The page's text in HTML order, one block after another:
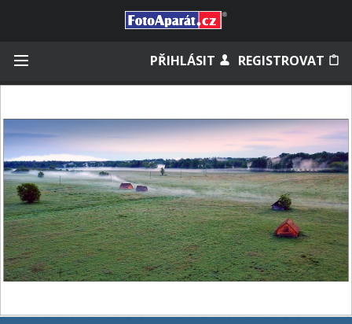
PŘIHLÁSIT REGISTROVAT
Zapamatovat
Zapomněli jste heslo?
Měli jste účet na starém webu?